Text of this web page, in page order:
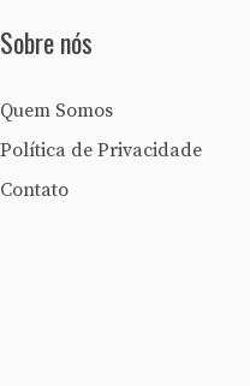
Sobre nós
Quem Somos
Política de Privacidade
Contato